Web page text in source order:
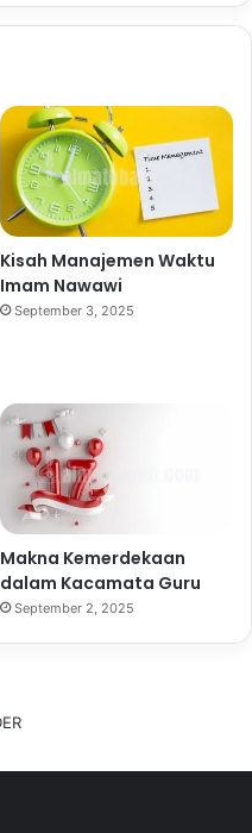
Kisah Manajemen Waktu
Imam Nawawi
September 3, 2025
Makna Kemerdekaan
dalam Kacamata Guru
September 2, 2025